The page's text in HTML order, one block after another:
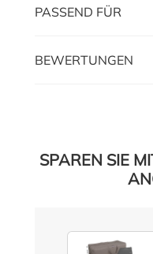
PASSEND FÜR
BEWERTUNGEN
SPAREN SIE